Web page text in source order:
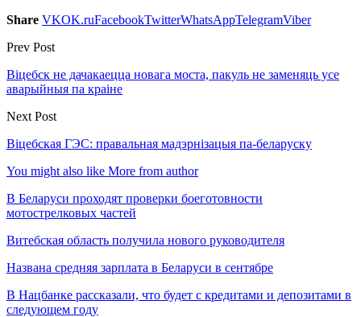
Share VKOK.ruFacebookTwitterWhatsAppTelegramViber
Prev Post
Віцебск не дачакаецца новага моста, пакуль не заменяць усе
аварыйныя па краіне
Next Post
Віцебская ГЭС: правальная мадэрнізацыя па-беларуску
You might also like More from author
В Беларуси проходят проверки боеготовности
мотострелковых частей
Витебская область получила нового руководителя
Названа средняя зарплата в Беларуси в сентябре
В Нацбанке рассказали, что будет с кредитами и депозитами в
следующем году